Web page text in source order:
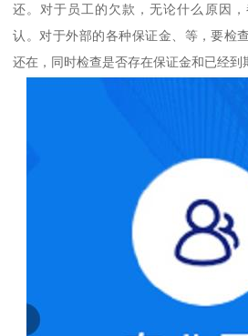
还。对于员工的欠款，无论什么原因
认。对于外部的各种保证金、等，要检
还在，同时检查是否存在保证金和已经到